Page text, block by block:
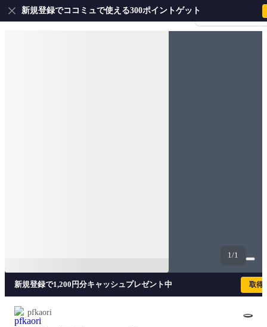
会員登録・ログイ
新規登録でココミュで使える300ポイントゲット
1/1
新規登録で1,200円分キャッシュプレゼント中 取得
pfkaori